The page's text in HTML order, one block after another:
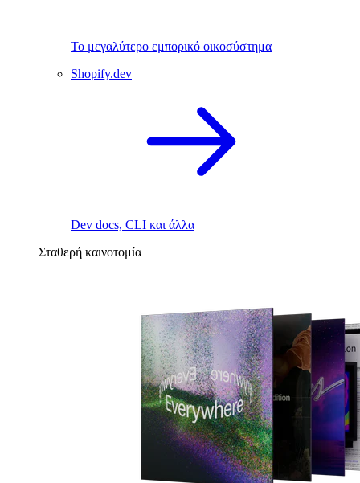
Το μεγαλύτερο εμπορικό οικοσύστημα
Shopify.dev
Dev docs, CLI και άλλα
Σταθερή καινοτομία